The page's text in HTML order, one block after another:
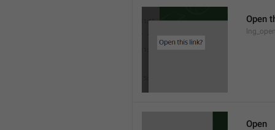
Open
Open